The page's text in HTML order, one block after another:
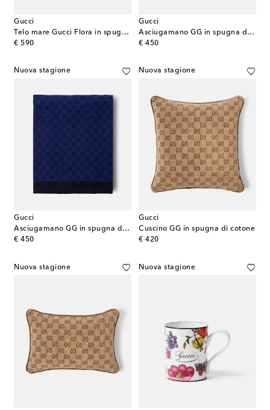
Gucci
Telo mare Gucci Flora in spugna di cotone
€ 590
original price
Gucci
Asciugamano GG in spugna di cotone
€ 450
original price
Nuova stagione
Gucci
Asciugamano GG in spugna di cotone
€ 450
original price
Nuova stagione
Gucci
Cuscino GG in spugna di cotone
€ 420
original price
Nuova stagione Nuova stagione